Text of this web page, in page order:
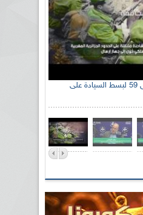
الإذاعة الجزائرية تحي الذكرى 59 لبسط السيادة على